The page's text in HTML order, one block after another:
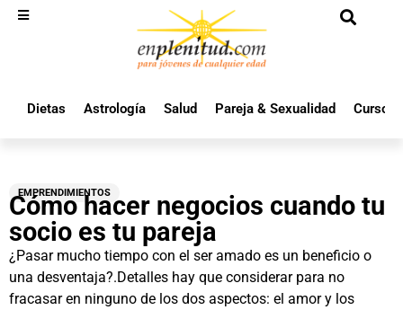
Dietas Astrología Salud Pareja & Sexualidad Cursos
EMPRENDIMIENTOS
Cómo hacer negocios cuando tu
socio es tu pareja
¿Pasar mucho tiempo con el ser amado es un beneficio o
una desventaja?.Detalles hay que considerar para no
fracasar en ninguno de los dos aspectos: el amor y los